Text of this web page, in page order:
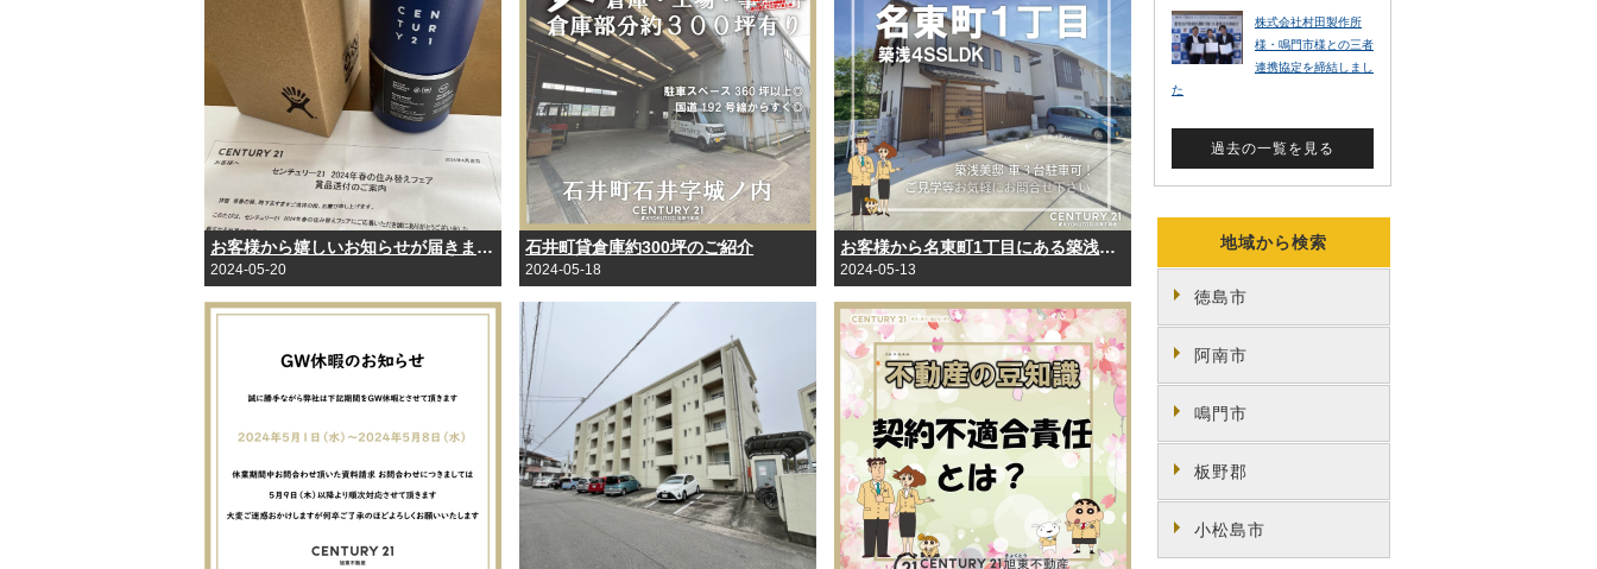
お客様から嬉しいお知らせが届きました！
2024-05-20
石井町貸倉庫約300坪のご紹介
2024-05-18
お客様から名東町1丁目にある築浅の中古住宅をお預かりしました。
2024-05-13
地域から検索
徳島市
阿南市
鳴門市
板野郡
小松島市